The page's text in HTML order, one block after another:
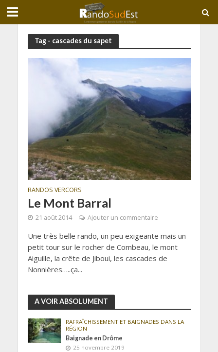
Tag - cascades du sapet
RANDOS VERCORS
Le Mont Barral
21 août 2014 Ajouter un commentaire
Une très belle rando, un peu exigeante mais un
petit tour sur le rocher de Combeau, le mont
Aiguille, la crête de Jiboui, les cascades de
Nonnières…..ça...
A VOIR ABSOLUMENT
RAFRAÎCHISSEMENT ET BAIGNADES DANS LA
RÉGION
Baignade en Drôme
25 novembre 2019